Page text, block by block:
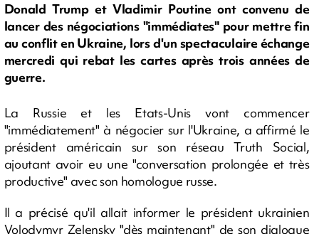
Donald Trump et Vladimir Poutine ont convenu de
lancer des négociations "immédiates" pour mettre fin
au conflit en Ukraine, lors d'un spectaculaire échange
mercredi qui rebat les cartes après trois années de
guerre.
La Russie et les Etats-Unis vont commencer
"immédiatement" à négocier sur l'Ukraine, a affirmé le
président américain sur son réseau Truth Social,
ajoutant avoir eu une "conversation prolongée et très
productive" avec son homologue russe.
Il a précisé qu'il allait informer le président ukrainien
Volodymyr Zelensky "dès maintenant" de son dialogue